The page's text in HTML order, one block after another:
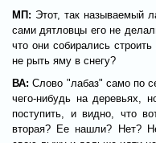
МП: Этот, так называемый
сами дятловцы его не
что они собирались
не рыть яму в снегу?
ВА: Слово "лабаз" само по
чего-нибудь на деревьях,
поступить, и видно, что
вторая? Ее нашли? Нет?